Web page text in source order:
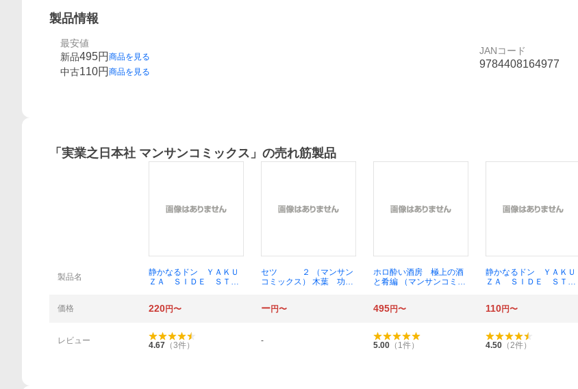
製品情報
最安値
新品495円 商品を見る
中古110円 商品を見る
JANコード
9784408164977
「 実業之日本社 マンサンコミックス 」の売れ筋製品
製品名
静かなるドン ＹＡＫＵ
ＺＡ ＳＩＤＥ ＳＴＯ
お／著
セツ ２ （マンサン
コミックス） 木葉 功
ホロ酔い酒房 極上の酒
と肴編 （マンサンコミッ
静かなるドン ＹＡＫＵ
ＺＡ ＳＩＤＥ ＳＴＯ
お／著
価格 220円〜 ー円〜 495円〜 110円〜
レビュー
4.67 （3件） - 5.00 （ 1件） 4.50 （2件）